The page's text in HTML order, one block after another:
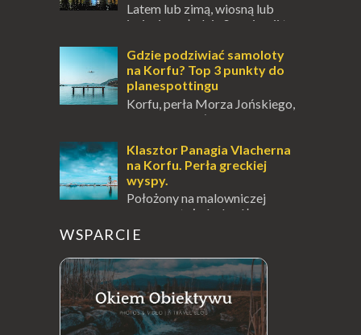
Latem lub zimą, wiosną lub
jesienią, południe Szwajcarii to
odwiedzić. Moja zimowa podróż do
Locarno gwara...
Gdzie podziwiać samoloty
na Korfu? Top 3 punkty do
planespottingu
Korfu, perła Morza Jońskiego,
oferuje podróżnikom nie tylko
wioski, ale także coś wyjątkowego –
prawd...
Klasztor Panagia Vlacherna
na Korfu. Perła greckiej
wyspy.
Położony na malowniczej
wysepce, tuż obok półwyspu
Kanoni, Święty Klasztor Panagia Vlacherna
jest jednym z najbardziej rozpoznawalnych
symbo...
WSPARCIE